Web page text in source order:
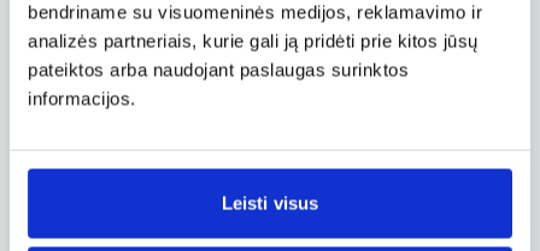
bendriname su visuomeninės medijos, reklamavimo ir
analizės partneriais, kurie gali ją pridėti prie kitos jūsų
pateiktos arba naudojant paslaugas surinktos
informacijos.
Leisti visus
Dar vienas Ispanijos teritorijoje išlikęs
akvedukas yra pramintas Velnio tiltu. Pont de
les Ferreres stūkso maždaug už 4 km nuo
Katalonijos regiono miesto Taragonos. Kadaise
Frankolio upės, tekančios apie 15 km nuo
miesto. Akveduką sudaro du arkų lygiai, kurių